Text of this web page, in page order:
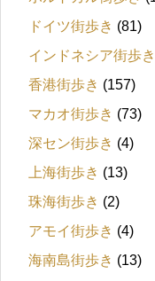
ドイツ街歩き (81)
インドネシア街歩き
香港街歩き (157)
マカオ街歩き (73)
深セン街歩き (4)
上海街歩き (13)
珠海街歩き (2)
アモイ街歩き (4)
海南島街歩き (13)